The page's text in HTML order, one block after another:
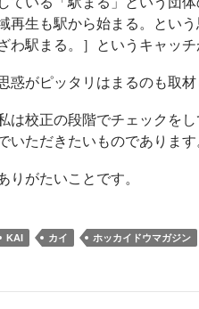
再生も駅から始まる。とい
わ駅まる。］というキャッチ
惑がピッタリはまるのも取
は校正の段階でチェックを
いただきたいものであります
りがたいことです。
KAI カイ ホッカイドウマガジン